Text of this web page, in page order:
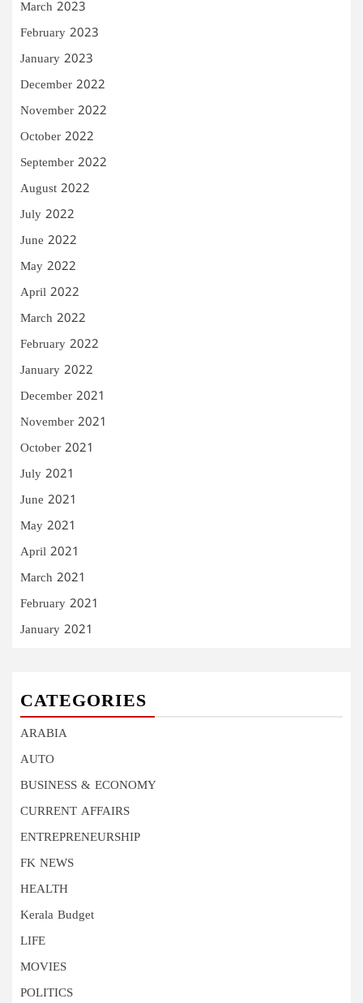
March 2023
February 2023
January 2023
December 2022
November 2022
October 2022
September 2022
August 2022
July 2022
June 2022
May 2022
April 2022
March 2022
February 2022
January 2022
December 2021
November 2021
October 2021
July 2021
June 2021
May 2021
April 2021
March 2021
February 2021
January 2021
CATEGORIES
ARABIA
AUTO
BUSINESS & ECONOMY
CURRENT AFFAIRS
ENTREPRENEURSHIP
FK NEWS
HEALTH
Kerala Budget
LIFE
MOVIES
POLITICS